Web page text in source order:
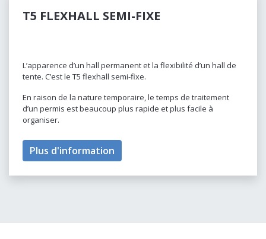
T5 FLEXHALL SEMI-FIXE
L’apparence d’un hall permanent et la flexibilité d’un hall de
tente. C’est le T5 flexhall semi-fixe.
En raison de la nature temporaire, le temps de traitement
d’un permis est beaucoup plus rapide et plus facile à
organiser.
Plus d'information